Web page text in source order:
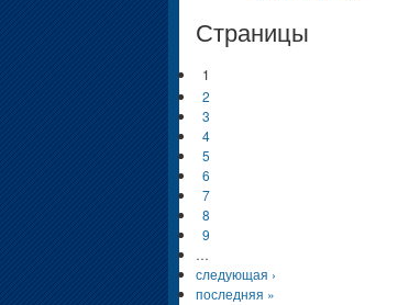
Страницы
1
2
3
4
5
6
7
8
9
…
следующая ›
последняя »